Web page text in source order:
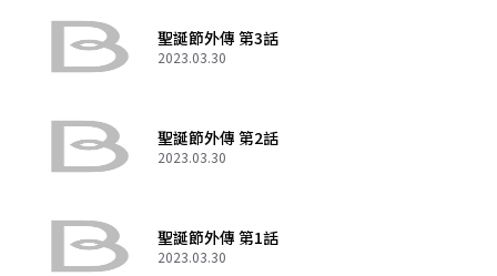
聖誕節外傳 第3話
2023.03.30
聖誕節外傳 第2話
2023.03.30
聖誕節外傳 第1話
2023.03.30